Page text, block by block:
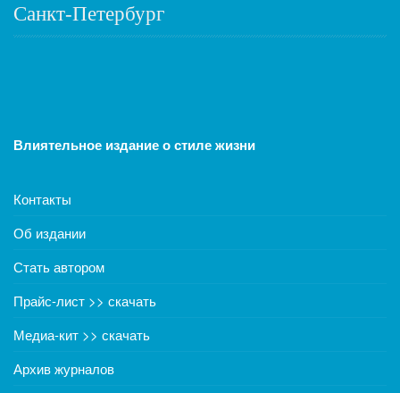
Санкт-Петербург
Влиятельное издание о стиле жизни
Контакты
Об издании
Стать автором
Прайс-лист >> скачать
Медиа-кит >> скачать
Архив журналов